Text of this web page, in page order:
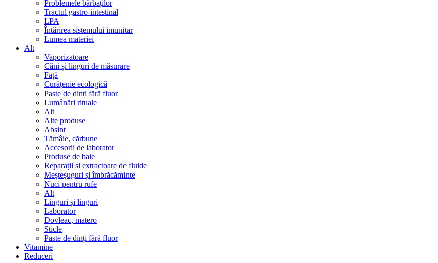
Problemele bărbaților
Tractul gastro-intestinal
LPA
Întărirea sistemului imunitar
Lumea materiei
Alt
Vaporizatoare
Căni și linguri de măsurare
Față
Curățenie ecologică
Paste de dinți fără fluor
Lumânări rituale
Alt
Alte produse
Absint
Tămâie, cărbune
Accesorii de laborator
Produse de baie
Reparații și extractoare de fluide
Meșteșuguri și îmbrăcăminte
Nuci pentru rufe
Alt
Linguri și linguri
Laborator
Dovleac, matero
Sticle
Paste de dinți fără fluor
Vitamine
Reduceri